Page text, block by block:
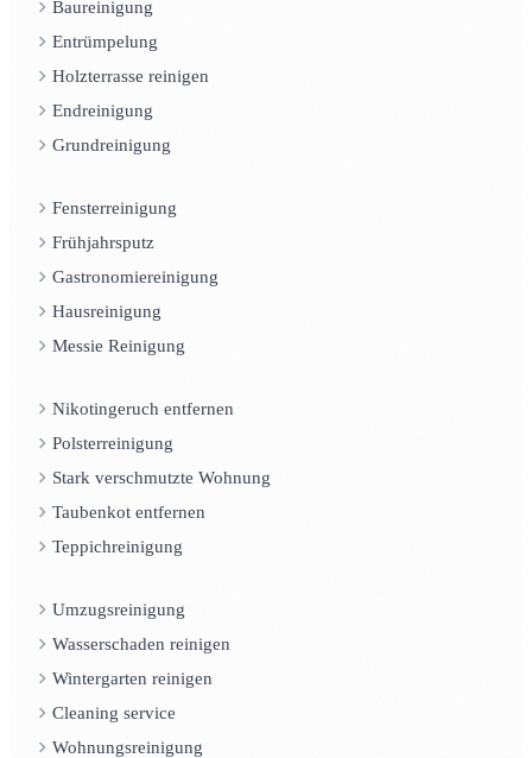
Baureinigung
Entrümpelung
Holzterrasse reinigen
Endreinigung
Grundreinigung
Fensterreinigung
Frühjahrsputz
Gastronomiereinigung
Hausreinigung
Messie Reinigung
Nikotingeruch entfernen
Polsterreinigung
Stark verschmutzte Wohnung
Taubenkot entfernen
Teppichreinigung
Umzugsreinigung
Wasserschaden reinigen
Wintergarten reinigen
Cleaning service
Wohnungsreinigung